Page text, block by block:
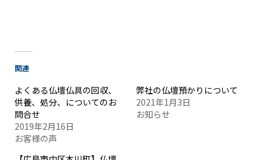
関連
よくある仏壇仏具の回収、
供養、処分、についてのお
問合せ
2019年2月16日
お客様の声
弊社の仏壇預かりについて
2021年1月3日
お知らせ